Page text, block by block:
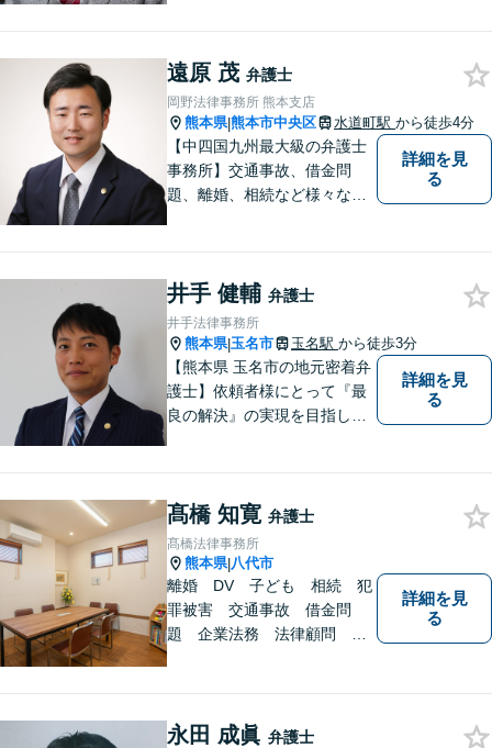
ート。企業からのご相談も承
ります【交通事故】弁護士費
用特約の利用可【夜間・休日
面談可】
遠原 茂 弁護士
岡野法律事務所 熊本支店
熊本県|熊本市中央区 水道町駅 から徒歩4分
【中四国九州最大級の弁護士
事務所】交通事故、借金問
題、離婚、相続など様々な問
い！
詳細を見
る
井手 健輔 弁護士
井手法律事務所
熊本県|玉名市 玉名駅 から徒歩3分
【熊本県 玉名市の地元密着弁
護士】依頼者様にとって『最
良の解決』の実現を目指しま
詳細を見
る
髙橋 知寛 弁護士
髙橋法律事務所
熊本県|八代市
離婚 DV 子ども 相続 犯
罪被害 交通事故 借金問
題 企業法務 法律顧問
詳細を見
る
永田 成眞 弁護士